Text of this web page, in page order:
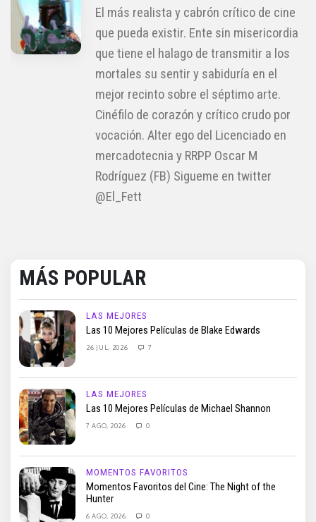
El más realista y cabrón crítico de cine
que pueda existir. Ente sin misericordia
que tiene el halago de transmitir a los
mortales su sentir y sabiduría en el
mejor recinto sobre el séptimo arte.
Cinéfilo de corazón y crítico crudo por
vocación. Alter ego del Licenciado en
mercadotecnia y RRPP Oscar M
Rodríguez (FB) Sigueme en twitter
@El_Fett
MÁS POPULAR
LAS MEJORES
Las 10 Mejores Películas de Blake Edwards
26 JUL, 2026 7
LAS MEJORES
Las 10 Mejores Películas de Michael Shannon
7 AGO, 2026 0
MOMENTOS FAVORITOS
Momentos Favoritos del Cine: The Night of the
Hunter
6 AGO, 2026 0